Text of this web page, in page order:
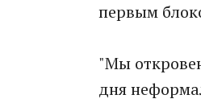
первым
"Мы
дня